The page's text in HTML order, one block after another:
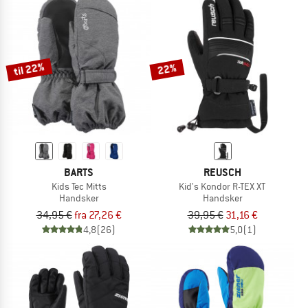
til 22%
BARTS
Kids Tec Mitts
Handsker
34,95 €fra 27,26 €
4,8(26)
22%
REUSCH
Kid's Kondor R-TEX XT
Handsker
39,95 € 31,16 €
5,0(1)